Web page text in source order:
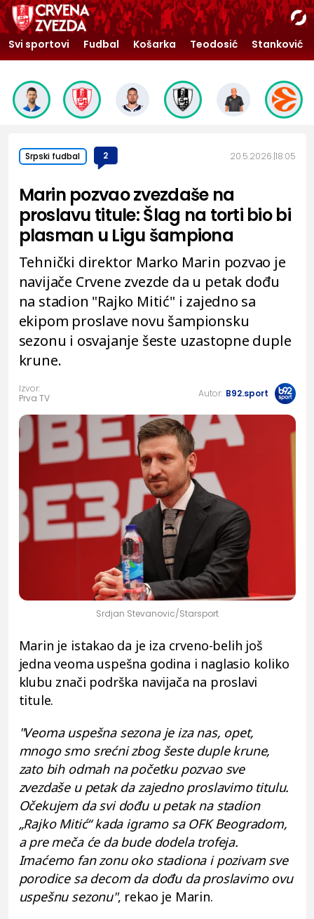
Svi sportovi Fudbal Košarka Teodosić Stanković
Srpski fudbal 2 20.5.2026. 18:05
Marin pozvao zvezdaše na
proslavu titule: Šlag na torti bio bi
plasman u Ligu šampiona
Tehnički direktor Marko Marin pozvao je
navijače Crvene zvezde da u petak dođu
na stadion "Rajko Mitić" i zajedno sa
ekipom proslave novu šampionsku
sezonu i osvajanje šeste uzastopne duple
krune.
Izvor:
Prva TV
Autor: B92.sport
Srdjan Stevanovic/Starsport
Marin je istakao da je iza crveno-belih još
jedna veoma uspešna godina i naglasio koliko
klubu znači podrška navijača na proslavi
titule.
"Veoma uspešna sezona je iza nas, opet,
mnogo smo srećni zbog šeste duple krune,
zato bih odmah na početku pozvao sve
zvezdaše u petak da zajedno proslavimo titulu.
Očekujem da svi dođu u petak na stadion
„Rajko Mitić“ kada igramo sa OFK Beogradom,
a pre meča će da bude dodela trofeja.
Imaćemo fan zonu oko stadiona i pozivam sve
porodice sa decom da dođu da proslavimo ovu
uspešnu sezonu", rekao je Marin.